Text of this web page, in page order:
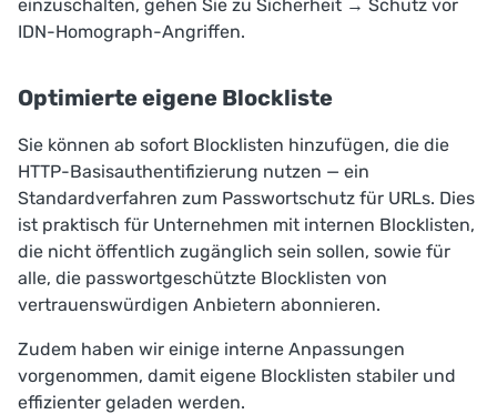
einzuschalten, gehen Sie zu Sicherheit → Schutz vor
IDN-Homograph-Angriffen.
Optimierte eigene Blockliste
Sie können ab sofort Blocklisten hinzufügen, die die
HTTP-Basisauthentifizierung nutzen — ein
Standardverfahren zum Passwortschutz für URLs. Dies
ist praktisch für Unternehmen mit internen Blocklisten,
die nicht öffentlich zugänglich sein sollen, sowie für
alle, die passwortgeschützte Blocklisten von
vertrauenswürdigen Anbietern abonnieren.
Zudem haben wir einige interne Anpassungen
vorgenommen, damit eigene Blocklisten stabiler und
effizienter geladen werden.